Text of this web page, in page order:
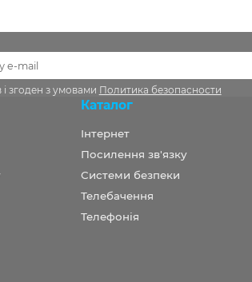
згоден з умовами Политика безопасности
Каталог
Інтернет
Посилення зв'язку
Системи безпеки
Телебачення
Телефонія